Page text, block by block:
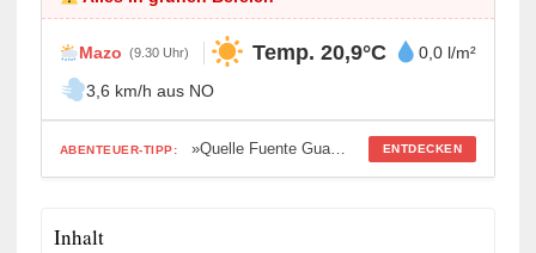
Mazo (9.30 Uhr) Temp. 20,9°C
0,0 l/m²
3,6 km/h aus NO
ABENTEUER-TIPP: »Quelle Fuente Guayrin im 3. Anlauf« ENTDECKEN
Inhalt